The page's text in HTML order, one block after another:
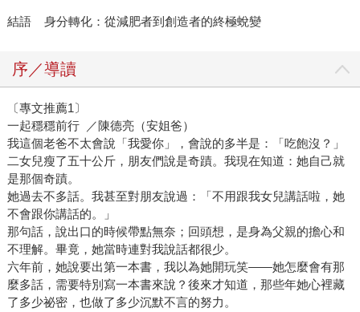
結語 身分轉化：從減肥者到創造者的終極蛻變
序／導讀
〔專文推薦1〕
一起穩穩前行 ／陳德亮（安姐爸）
我這個老爸不太會說「我愛你」，會說的多半是：「吃飽沒？」
二女兒瘦了五十公斤，朋友們說是奇蹟。我現在知道：她自己就
是那個奇蹟。
她過去不多話。我甚至對朋友說過：「不用跟我女兒講話啦，她
不會跟你講話的。」
那句話，說出口的時候帶點無奈；回頭想，是身為父親的擔心和
不理解。畢竟，她當時連對我說話都很少。
六年前，她說要出第一本書，我以為她開玩笑——她怎麼會有那
麼多話，需要特別寫一本書來說？後來才知道，那些年她心裡藏
了多少祕密，也做了多少沉默不言的努力。